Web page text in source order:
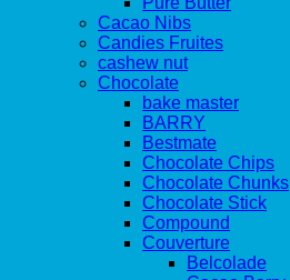
Cacao Nibs
Candies Fruites
cashew nut
Chocolate
bake master
BARRY
Bestmate
Chocolate Chips
Chocolate Chunks
Chocolate Stick
Compound
Couverture
Belcolade